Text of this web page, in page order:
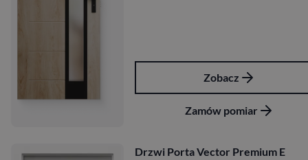
Zobacz
Zamów pomiar
Drzwi Porta Vector Premium E